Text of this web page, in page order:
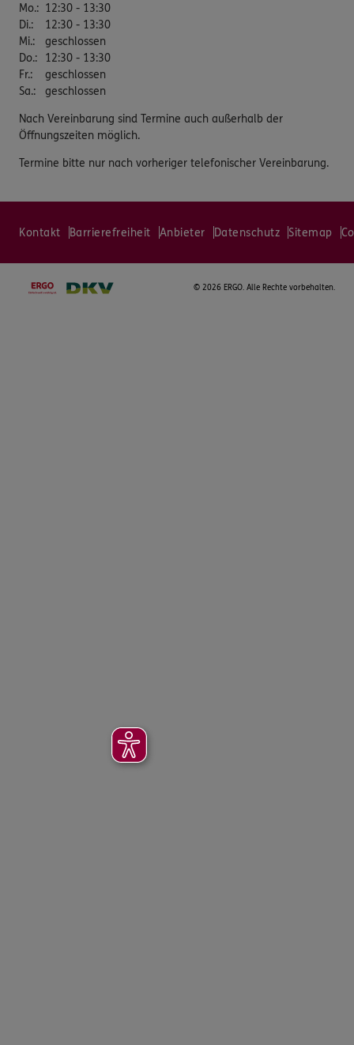
Mo.: 12:30 - 13:30
Di.:
12:30 - 13:30
Mi.:
geschlossen
Do.:
12:30 - 13:30
Fr.:
geschlossen
Sa.: geschlossen
Nach Vereinbarung sind Termine auch außerhalb der
Öffnungszeiten möglich.
Termine bitte nur nach vorheriger telefonischer Vereinbarung.
Kontakt Barrierefreiheit Anbieter Datenschutz Sitemap
© 2026 ERGO. Alle Rechte vorbehalten.